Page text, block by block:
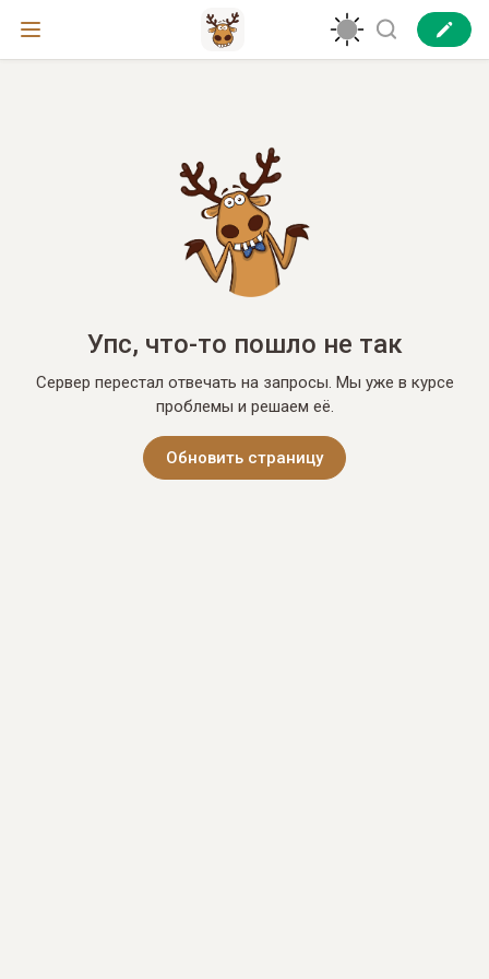
Упс, что-то пошло не так
Сервер перестал отвечать на запросы. Мы уже в курсе
проблемы и решаем её.
Обновить страницу